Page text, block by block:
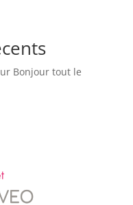
Bonjour tout le